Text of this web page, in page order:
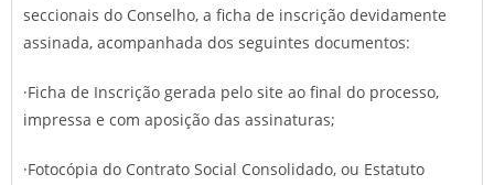
seccionais do Conselho, a ficha de inscrição devidamente
assinada, acompanhada dos seguintes documentos:
·Ficha de Inscrição gerada pelo site ao final do processo,
impressa e com aposição das assinaturas;
·Fotocópia do Contrato Social Consolidado, ou Estatuto